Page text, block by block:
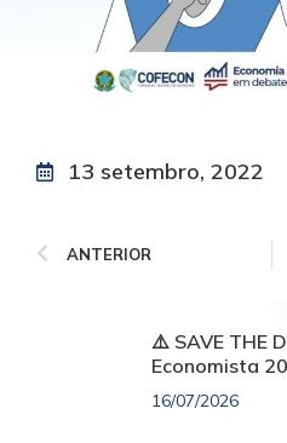
13 setembro, 2022
ANTERIOR
⚠️ SAVE THE
Economista
16/07/2026